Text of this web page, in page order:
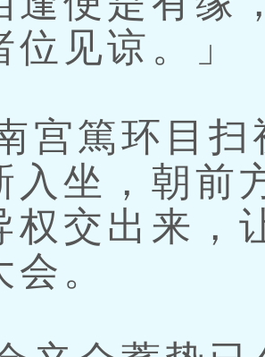
位见谅。」
篤环目扫
入坐，朝前
权交出来，
。